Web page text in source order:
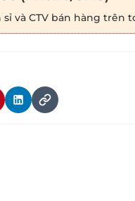
và CTV bán hàng trên